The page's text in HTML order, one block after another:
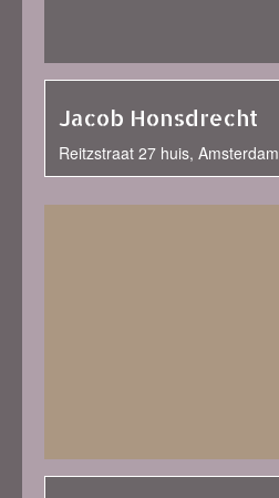
Jacob Honsdrecht
Reitzstraat 27 huis, Amsterdam